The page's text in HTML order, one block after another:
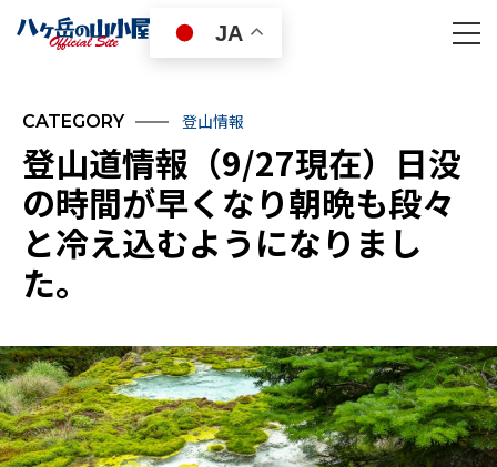
JA
CATEGORY 登山情報
登山道情報（9/27現在）日没
の時間が早くなり朝晩も段々
と冷え込むようになりまし
た。